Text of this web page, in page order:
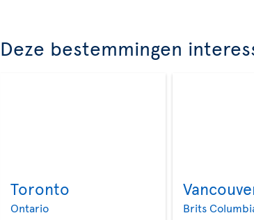
Deze bestemmingen
Toronto
Ontario >
Brits